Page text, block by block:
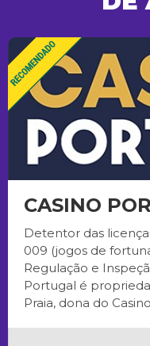
CASINO
Detentor das
009 (jogos de
Regulação e
Portugal é
Praia, dona do